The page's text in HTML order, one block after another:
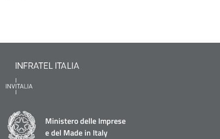
Ministero delle Imprese
e del Made in Italy